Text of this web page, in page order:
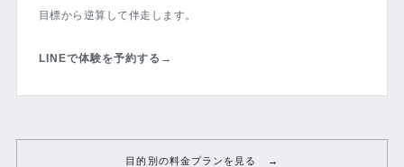
目標から逆算して伴走します。
LINEで体験を予約する →
目的別の料金プランを見る